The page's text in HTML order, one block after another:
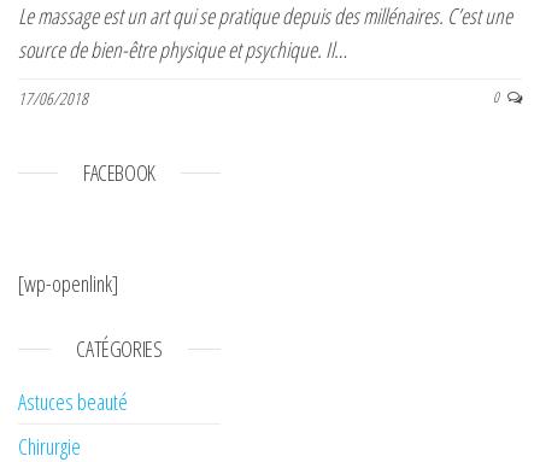
Le massage est un art qui se pratique depuis des millénaires. C’est une
source de bien-être physique et psychique. Il…
17/06/2018 0
FACEBOOK
[wp-openlink]
CATÉGORIES
Astuces beauté
Chirurgie